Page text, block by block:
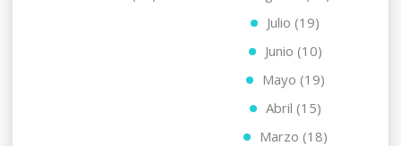
Julio (19)
Junio (10)
Mayo (19)
Abril (15)
Marzo (18)